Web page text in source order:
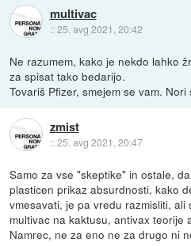
multivac
::25. avg 2021, 20:42
Ne razumem, kako je nekdo lahko
za spisat tako bedarijo.
Tovariš Pfizer, smejem se vam. Nori
zmist
::25. avg 2021, 20:47
Samo za vse "skeptike" in ostale,
plasticen prikaz absurdnosti, kako
vmesavati, je pa vredu razmisliti, ali
multivac na kaktusu, antivax teorije
Namrec, ne za eno ne za drugo ni